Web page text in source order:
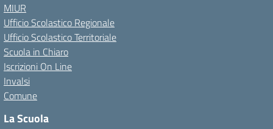
MIUR
Ufficio Scolastico Regionale
Ufficio Scolastico Territoriale
Scuola in Chiaro
Iscrizioni On Line
Invalsi
Comune
La Scuola